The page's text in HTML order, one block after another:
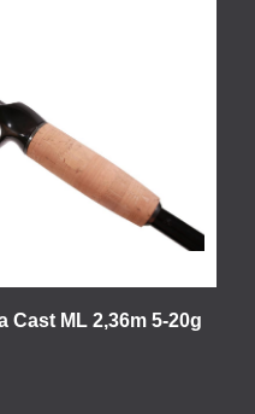
Cast ML 2,36m 5-20g